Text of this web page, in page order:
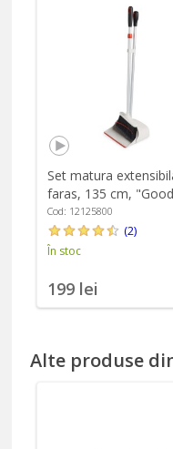
Set matura
faras, 135 cm, "Good
Grips" - OXO
Cod: 12125800
(2)
În stoc
199 lei
Alte produse